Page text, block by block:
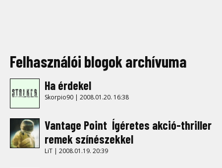
Felhasználói blogok archívuma
Ha érdekel
Skorpio90 | 2008.01.20. 16:38
Vantage Point  Ígéretes akció-thriller
remek színészekkel
LiT | 2008.01.19. 20:39